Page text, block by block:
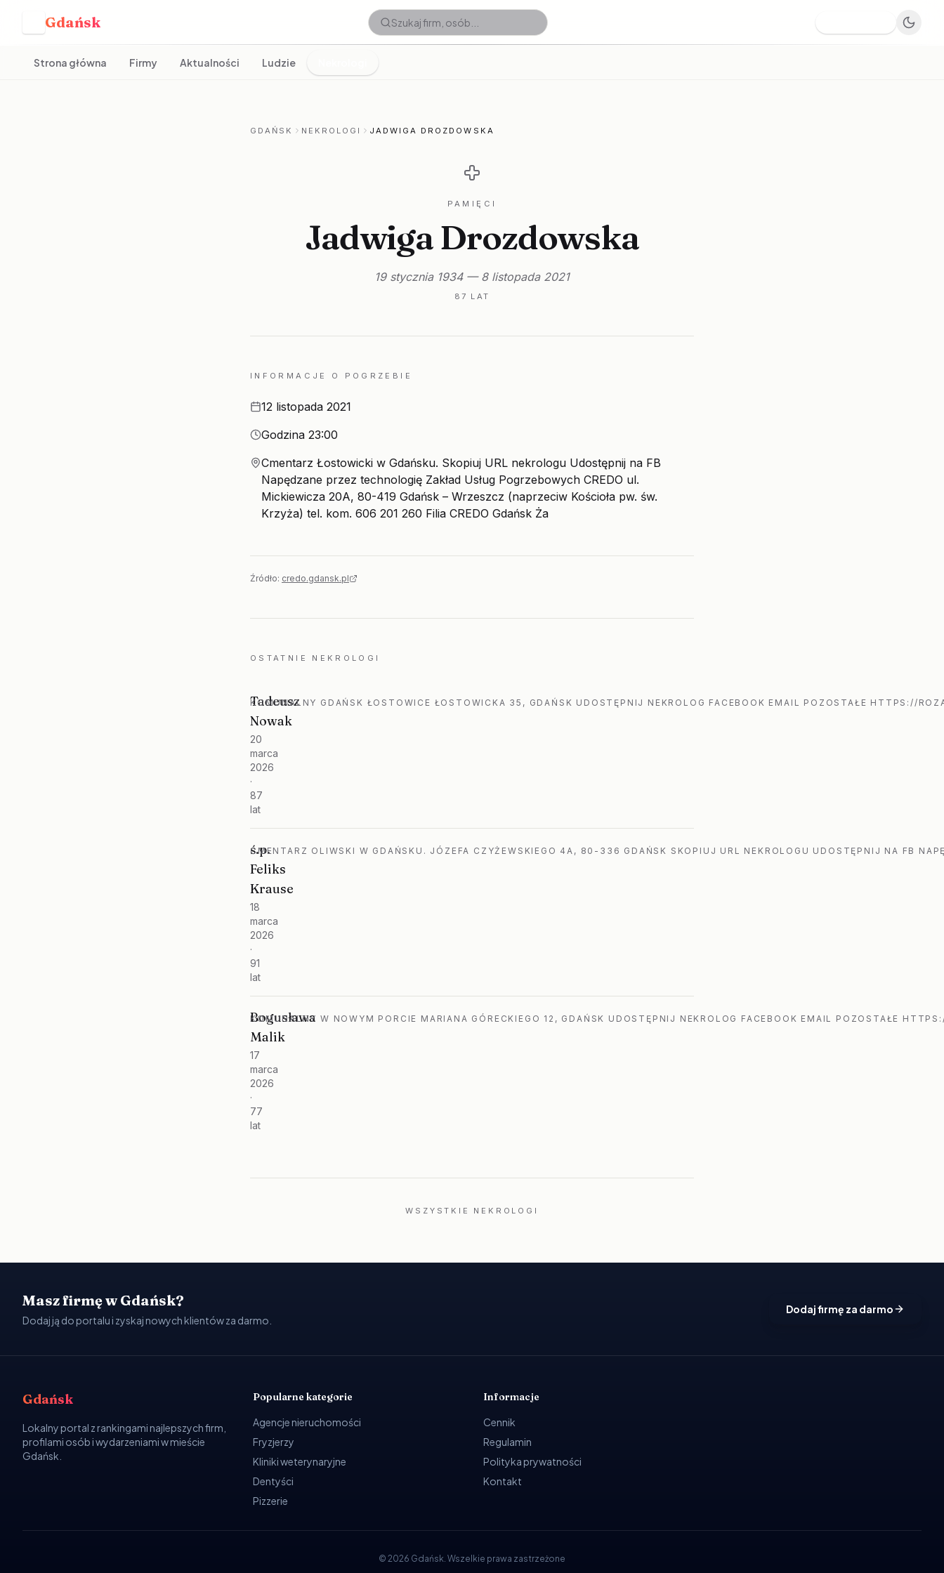
Gdańsk
Strona główna Firmy Aktualności Ludzie
GDAŃSK NEKROLOGI JADWIGA DROZDOWSKA
PAMIĘCI
Jadwiga Drozdowska
19 stycznia 1934 — 8 listopada 2021
87 LAT
INFORMACJE O POGRZEBIE
Data12 listopada 2021
Godzina
Godzina 23:00
Miejsce
Cmentarz Łostowicki w Gdańsku. Skopiuj URL nekrologu Udostępnij na FB
Napędzane przez technologię Zakład Usług Pogrzebowych CREDO ul.
Mickiewicza 20A, 80-419 Gdańsk – Wrzeszcz (naprzeciw Kościoła pw. św.
Krzyża) tel. kom. 606 201 260 Filia CREDO Gdańsk Ża
Źródło: credo.gdansk.pl
OSTATNIE NEKROLOGI
Tadeusz
Nowak
20
marca
2026
·
87
lat
KOMUNALNY GDAŃSK ŁOSTOWICE ŁOSTOWICKA 35, GDAŃSK UDOSTĘPNIJ NEKROLOG FACEBOOK EMAIL POZOSTAŁE HTTPS://
ś.p.
Feliks
Krause
18
marca
2026
·
91
lat
CMENTARZ OLIWSKI W GDAŃSKU. JÓZEFA CZYŻEWSKIEGO 4A, 80-336 GDAŃSK SKOPIUJ URL NEKROLOGU UDOSTĘPNIJ NA FB
Bogusława
Malik
17
marca
2026
·
77
lat
KOMUNALNY W NOWYM PORCIE MARIANA GÓRECKIEGO 12, GDAŃSK UDOSTĘPNIJ NEKROLOG FACEBOOK EMAIL POZOSTAŁE
WSZYSTKIE NEKROLOGI
Masz firmę w Gdańsk?
Dodaj ją do portalu i zyskaj nowych klientów za darmo.
Dodaj firmę za darmo
Gdańsk
Lokalny portal z rankingami najlepszych firm,
profilami osób i wydarzeniami w mieście
Gdańsk.
Popularne kategorie
Agencje nieruchomości
Fryzjerzy
Kliniki weterynaryjne
Dentyści
Pizzerie
Informacje
Cennik
Regulamin
Polityka prywatności
Kontakt
© 2026 Gdańsk. Wszelkie prawa zastrzeżone